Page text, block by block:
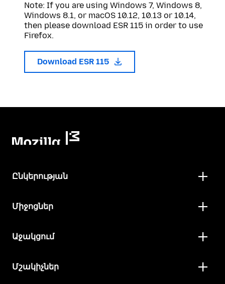
Note: If you are using Windows 7, Windows 8,
Windows 8.1, or macOS 10.12, 10.13 or 10.14,
then please download ESR 115 in order to use
Firefox.
Download ESR 115
Ընկերության
Միջոցներ
Աջակցում
Մշակիչներ